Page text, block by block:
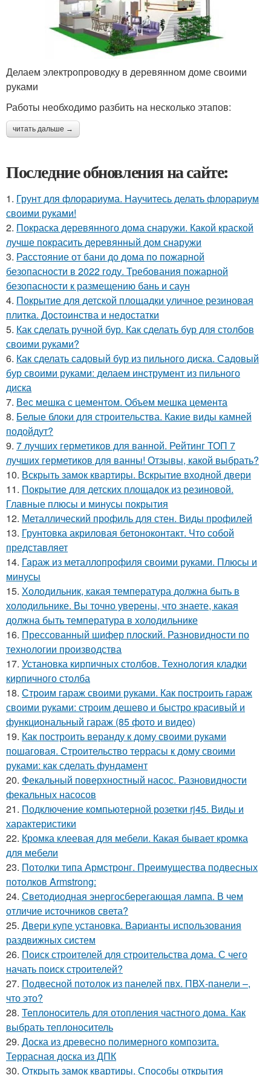
Делаем электропроводку в деревянном доме своими
руками
Работы необходимо разбить на несколько этапов:
читать дальше →
Последние обновления на сайте:
1. Грунт для флорариума. Научитесь делать флорариум
своими руками!
2. Покраска деревянного дома снаружи. Какой краской
лучше покрасить деревянный дом снаружи
3. Расстояние от бани до дома по пожарной
безопасности в 2022 году. Требования пожарной
безопасности к размещению бань и саун
4. Покрытие для детской площадки уличное резиновая
плитка. Достоинства и недостатки
5. Как сделать ручной бур. Как сделать бур для столбов
своими руками?
6. Как сделать садовый бур из пильного диска. Садовый
бур своими руками: делаем инструмент из пильного
диска
7. Вес мешка с цементом. Объем мешка цемента
8. Белые блоки для строительства. Какие виды камней
подойдут?
9. 7 лучших герметиков для ванной. Рейтинг ТОП 7
лучших герметиков для ванны! Отзывы, какой выбрать?
10. Вскрыть замок квартиры. Вскрытие входной двери
11. Покрытие для детских площадок из резиновой.
Главные плюсы и минусы покрытия
12. Металлический профиль для стен. Виды профилей
13. Грунтовка акриловая бетоноконтакт. Что собой
представляет
14. Гараж из металлопрофиля своими руками. Плюсы и
минусы
15. Холодильник, какая температура должна быть в
холодильнике. Вы точно уверены, что знаете, какая
должна быть температура в холодильнике
16. Прессованный шифер плоский. Разновидности по
технологии производства
17. Установка кирпичных столбов. Технология кладки
кирпичного столба
18. Строим гараж своими руками. Как построить гараж
своими руками: строим дешево и быстро красивый и
функциональный гараж (85 фото и видео)
19. Как построить веранду к дому своими руками
пошаговая. Строительство террасы к дому своими
руками: как сделать фундамент
20. Фекальный поверхностный насос. Разновидности
фекальных насосов
21. Подключение компьютерной розетки rj45. Виды и
характеристики
22. Кромка клеевая для мебели. Какая бывает кромка
для мебели
23. Потолки типа Армстронг. Преимущества подвесных
потолков Armstrong:
24. Светодиодная энергосберегающая лампа. В чем
отличие источников света?
25. Двери купе установка. Варианты использования
раздвижных систем
26. Поиск строителей для строительства дома. С чего
начать поиск строителей?
27. Подвесной потолок из панелей пвх. ПВХ-панели –,
что это?
28. Теплоноситель для отопления частного дома. Как
выбрать теплоноситель
29. Доска из древесно полимерного композита.
Террасная доска из ДПК
30. Открыть замок квартиры. Способы открытия